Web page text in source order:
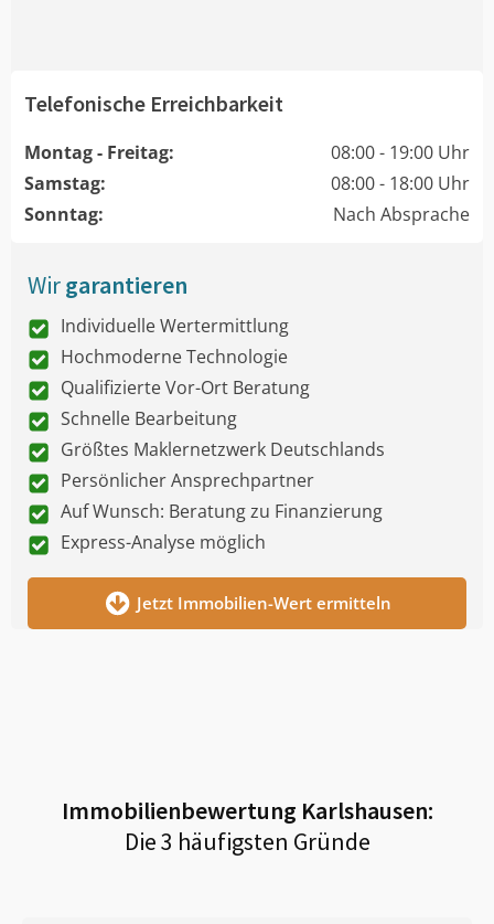
Telefonische Erreichbarkeit
Montag - Freitag:
08:00 - 19:00 Uhr
Samstag:
08:00 - 18:00 Uhr
Sonntag:
Nach Absprache
Wirgarantieren
Individuelle Wertermittlung
Hochmoderne Technologie
Qualifizierte Vor-Ort Beratung
Schnelle Bearbeitung
Größtes Maklernetzwerk Deutschlands
Persönlicher Ansprechpartner
Auf Wunsch: Beratung zu Finanzierung
Express-Analyse möglich
Jetzt Immobilien-Wert ermitteln
Immobilienbewertung Karlshausen:
Die 3 häufigsten Gründe